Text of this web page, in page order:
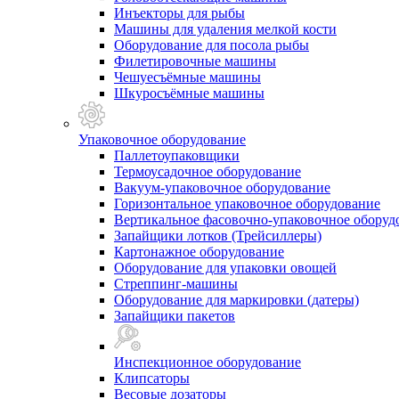
Инъекторы для рыбы
Машины для удаления мелкой кости
Оборудование для посола рыбы
Филетировочные машины
Чешуесъёмные машины
Шкуросъёмные машины
Упаковочное оборудование
Паллетоупаковщики
Термоусадочное оборудование
Вакуум-упаковочное оборудование
Горизонтальное упаковочное оборудование
Вертикальное фасовочно-упаковочное
Запайщики лотков (Трейсиллеры)
Картонажное оборудование
Оборудование для упаковки овощей
Стреппинг-машины
Оборудование для маркировки (датеры)
Запайщики пакетов
Инспекционное оборудование
Клипсаторы
Весовые дозаторы